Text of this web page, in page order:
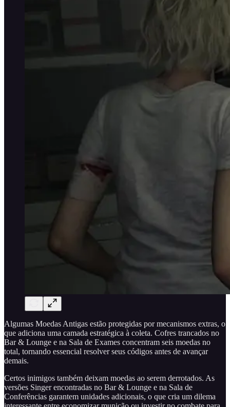
Algumas Moedas Antigas estão protegidas por mecanismos extras, o
que adiciona uma camada estratégica à coleta. Cofres trancados no
Bar & Lounge e na Sala de Exames concentram seis moedas no
total, tornando essencial resolver seus códigos antes de avançar
demais.
Certos inimigos também deixam moedas ao serem derrotados. As
versões Singer encontradas no Bar & Lounge e na Sala de
Conferências garantem unidades adicionais, o que cria um dilema